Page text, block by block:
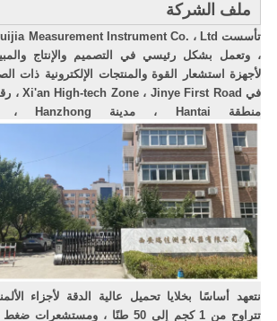
ملف الشركة
، وتعمل بشكل رئيسي في التصميم والإنتاج
لأجهزة استشعار القوة والمنتجات الإلكترونية ذات
منطقة Hantai ، مدينة Hanzhong ، مقاطعة Shaanxi.
نتعهد أساسًا بخلايا تحميل عالية الدقة لأجزاء